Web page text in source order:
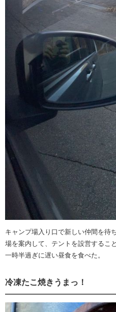
キャンプ場入り口で新しい仲間を待
場を案内して、テントを設営するこ
一時半過ぎに遅い昼食を食べた。
冷凍たこ焼きうまっ！